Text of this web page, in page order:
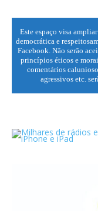
Este espaço visa
democrática e
Facebook. Não serão
princípios éticos e
comentários
agressivos etc.